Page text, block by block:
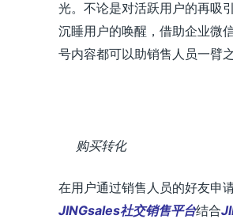
光。不论是对活跃用户的再吸
沉睡用户的唤醒，借助企业微
号内容都可以助销售人员一臂之
购买转化
在用户通过销售人员的好友申
JINGsales社交销售平台结合